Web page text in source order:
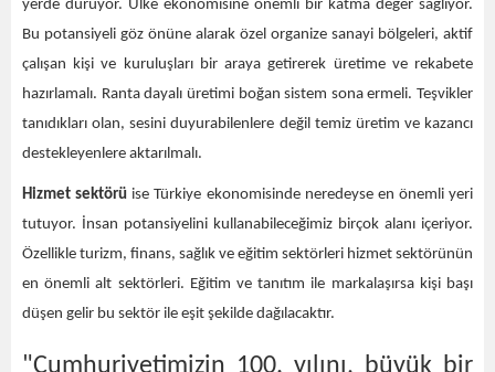
yerde duruyor. Ülke ekonomisine önemli bir katma değer sağlıyor.
Bu potansiyeli göz önüne alarak özel organize sanayi bölgeleri, aktif
çalışan kişi ve kuruluşları bir araya getirerek üretime ve rekabete
hazırlamalı. Ranta dayalı üretimi boğan sistem sona ermeli. Teşvikler
tanıdıkları olan, sesini duyurabilenlere değil temiz üretim ve kazancı
destekleyenlere aktarılmalı.
Hizmet sektörü ise Türkiye ekonomisinde neredeyse en önemli yeri
tutuyor. İnsan potansiyelini kullanabileceğimiz birçok alanı içeriyor.
Özellikle turizm, finans, sağlık ve eğitim sektörleri hizmet sektörünün
en önemli alt sektörleri. Eğitim ve tanıtım ile markalaşırsa kişi başı
düşen gelir bu sektör ile eşit şekilde dağılacaktır.
"Cumhuriyetimizin 100. yılını, büyük bir